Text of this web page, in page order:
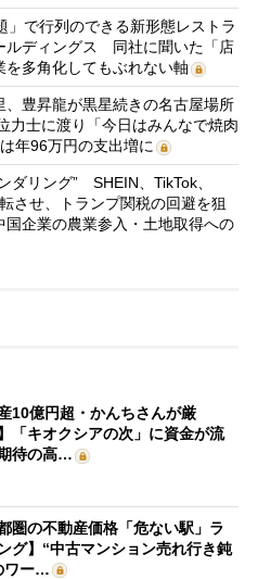
」で行列のできる新形態レストラ
ルディングス 同社に聞いた「店
多角化してもぶれない軸
、豊昇龍が黒星続きの名古屋場所
力士に渡り「今日はみんなで焼肉
年96万円の支出増に
ダリング” SHEIN、TikTok、
させ、トランプ関税の回避を狙
企業の農業参入・土地取得への
産10億円超・かんちさんが厳
「キオクシアの次」に資金が流
待の高…
都圏の不動産価格「危ない駅」ラ
グ】“中古マンション売れ行き鈍
ワー…